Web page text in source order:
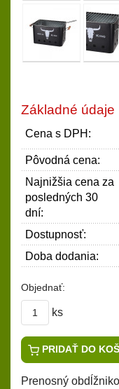
Základné údaje
Cena s DPH:
Pôvodná cena:
Najnižšia cena za
posledných 30
dní:
Dostupnosť:
Doba dodania:
Objednať:
ks
PRIDAŤ DO
Prenosný